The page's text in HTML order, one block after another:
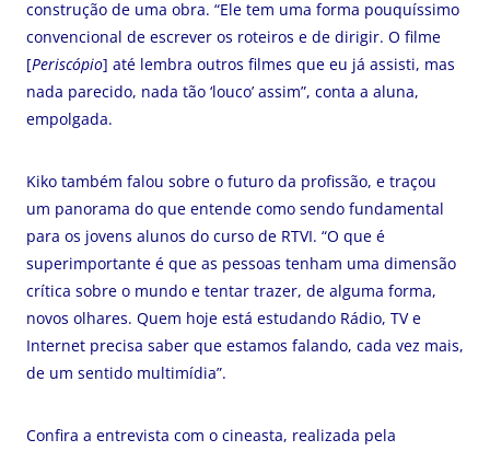
construção de uma obra. “Ele tem uma forma pouquíssimo
convencional de escrever os roteiros e de dirigir. O filme
[Periscópio] até lembra outros filmes que eu já assisti, mas
nada parecido, nada tão ‘louco’ assim”, conta a aluna,
empolgada.
Kiko também falou sobre o futuro da profissão, e traçou
um panorama do que entende como sendo fundamental
para os jovens alunos do curso de RTVI. “O que é
superimportante é que as pessoas tenham uma dimensão
crítica sobre o mundo e tentar trazer, de alguma forma,
novos olhares. Quem hoje está estudando Rádio, TV e
Internet precisa saber que estamos falando, cada vez mais,
de um sentido multimídia”.
Confira a entrevista com o cineasta, realizada pela